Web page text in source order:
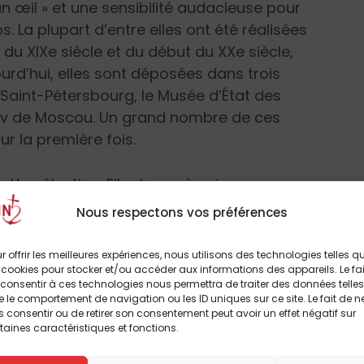
Nous respectons vos préférences
offrir les meilleures expériences, nous utilisons des technologies telles
pour stocker et/ou accéder aux informations des appareils. Le
à ces technologies nous permettra de traiter des données telles
le comportement de navigation ou les ID uniques sur ce site. Le fait de
consentir ou de retirer son consentement peut avoir un effet négatif sur
caractéristiques et fonctions.
œil » et une sensibilité audacieuse pour
La plupart d’entre elles ont été réalisées
XIXe siècle et du début du XXe siècle,
elles sont déposées dans trois
Pétersbourg, le Musée d’État des
Moscou. Un grand nombre de ces
la première fois.
sélection. Elle donne à voir un
salle lui est consacrée), de superbes
d’éblouissants Cézanne, trois
Acrobate à la boule(1905), la
Gogh… Un grand nombre de tableaux de
artistes russes que l’on connaît peu ou
la qualité picturale et émotive sur
de Mika Morozov, Valentin Sérov, 1901).
LVMH, qui est à l’origine de cet